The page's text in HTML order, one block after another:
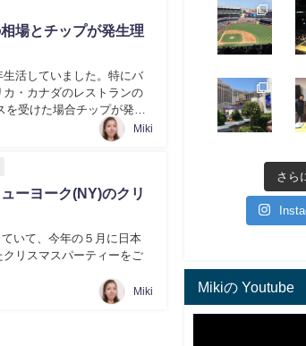
場とチップが発生理
活していました。特にバ
・カナダのレストランの
受けた場合チップが発生
Miki
ーヨーク(NY)のクリ
いて、今年の５月に日本
リスマスパーティーをご
Miki
さら
Mikiの Youtube